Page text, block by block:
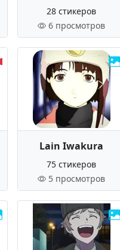
28 стикеров
6 просмотров
Lain Iwakura
75 стикеров
5 просмотров